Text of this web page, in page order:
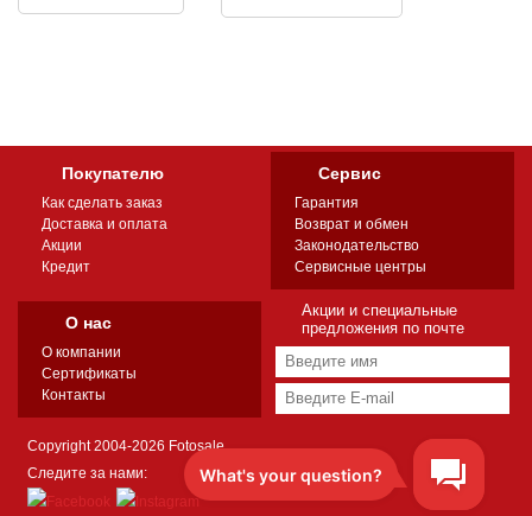
Покупателю
Как сделать заказ
Доставка и оплата
Акции
Кредит
Сервис
Гарантия
Возврат и обмен
Законодательство
Сервисные центры
О нас
О компании
Сертификаты
Контакты
Акции и специальные
предложения по почте
Copyright 2004-2026 Fotosale
Следите за нами: